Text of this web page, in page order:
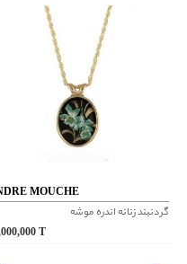
ANDRE MOUCHE
گردنبند زنانه اندره موشه
25,000,000